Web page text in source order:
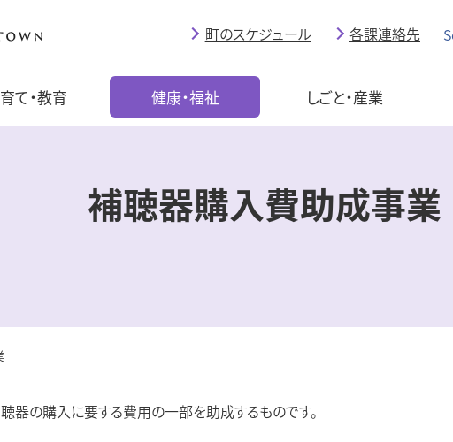
て・教育 健康・福祉 しごと・産業
町のスケジュール 各課連絡先
補聴器購入費助成事業
器の購入に要する費用の一部を助成するものです。